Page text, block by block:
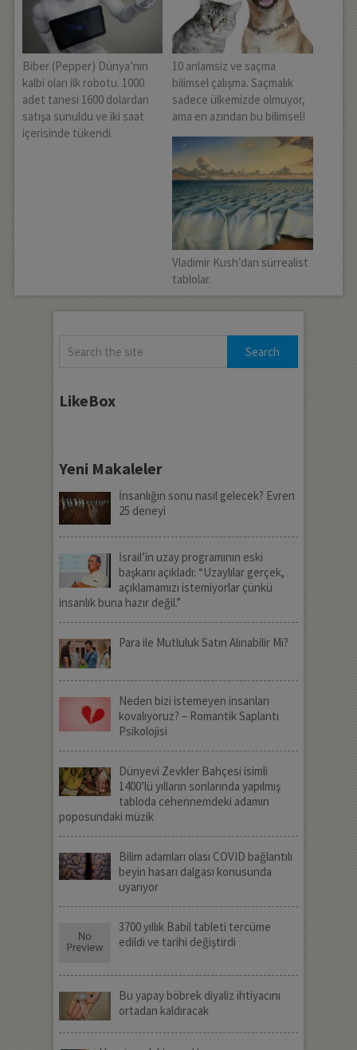
Biber (Pepper) Dünya’nın
kalbi olan ilk robotu. 1000
adet tanesi 1600 dolardan
satışa sunuldu ve iki saat
içerisinde tükendi.
10 anlamsiz ve saçma
bilimsel çalışma. Saçmalık
sadece ülkemizde olmuyor,
ama en azından bu bilimsel!
Vladimir Kush’dan sürrealist
tablolar.
LikeBox
Yeni Makaleler
İnsanlığın sonu nasıl gelecek? Evren
25 deneyi
İsrail’in uzay programının eski
başkanı açıkladı: “Uzaylılar gerçek,
açıklamamızı istemiyorlar çünkü
insanlık buna hazır değil.”
Para ile Mutluluk Satın Alınabilir Mi?
Neden bizi istemeyen insanları
kovalıyoruz? – Romantik Saplantı
Psikolojisi
Dünyevi Zevkler Bahçesi isimli
1400’lü yılların sonlarında yapılmış
tabloda cehennemdeki adamın
poposundaki müzik
Bilim adamları olası COVID bağlantılı
beyin hasarı dalgası konusunda
uyarıyor
3700 yıllık Babil tableti tercüme
edildi ve tarihi değiştirdi
Bu yapay böbrek diyaliz ihtiyacını
ortadan kaldıracak